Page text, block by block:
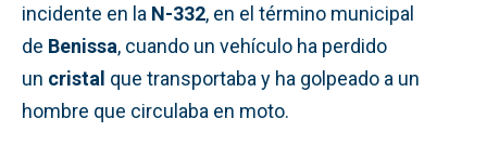
incidente en la N-332, en el término municipal
de Benissa, cuando un vehículo ha perdido
un cristal que transportaba y ha golpeado a un
hombre que circulaba en moto.